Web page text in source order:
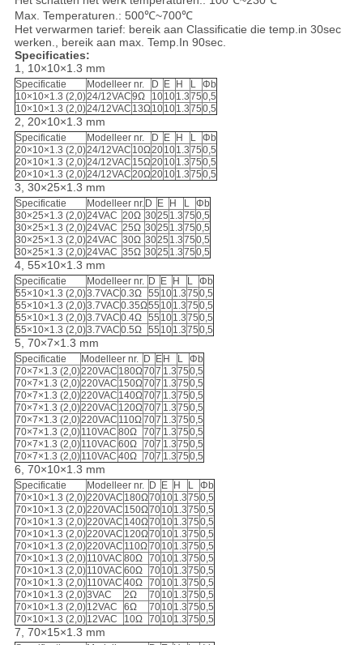
Max. Temperaturen.: 500℃~700℃
Het verwarmen tarief: bereik aan Classificatie die temp.in 30sec
werken., bereik aan max. Temp.In 90sec.
Specificaties:
1, 10×10×1.3 mm
Specificatie Modelleer nr. D E H L Φb
10×10×1.3 (2,0)24/12VAC9Ω 10101.3750,5
10×10×1.3 (2,0)24/12VAC 13Ω10101.3750,5
2, 20×10×1.3 mm
Specificatie Modelleer nr. D E H L Φb
20×10×1.3 (2,0)24/12VAC 10Ω20101.3750,5
20×10×1.3 (2,0)24/12VAC 15Ω20101.3750,5
20×10×1.3 (2,0)24/12VAC20Ω20101.3750,5
3, 30×25×1.3 mm
Specificatie Modelleer nr. D E H L Φb
30×25×1.3 (2,0)24VAC 20Ω 3025 1.3750,5
30×25×1.3 (2,0)24VAC 25Ω 3025 1.3750,5
30×25×1.3 (2,0)24VAC 30Ω 3025 1.3750,5
30×25×1.3 (2,0)24VAC 35Ω 3025 1.3750,5
4, 55×10×1.3 mm
Specificatie Modelleer nr. D E H L Φb
55×10×1.3 (2,0)3.7VAC0.3Ω 55 101.3750,5
55×10×1.3 (2,0)3.7VAC0.35Ω55 101.3750,5
55×10×1.3 (2,0)3.7VAC0.4Ω 55 101.3750,5
55×10×1.3 (2,0)3.7VAC0.5Ω 55 101.3750,5
5, 70×7×1.3 mm
Specificatie Modelleer nr. D E H L Φb
70×7×1.3 (2,0)220VAC 180Ω707 1.3750,5
70×7×1.3 (2,0)220VAC 150Ω707 1.3750,5
70×7×1.3 (2,0)220VAC 140Ω707 1.3750,5
70×7×1.3 (2,0)220VAC 120Ω707 1.3750,5
70×7×1.3 (2,0)220VAC 110Ω707 1.3750,5
70×7×1.3 (2,0)110VAC 80Ω 707 1.3750,5
70×7×1.3 (2,0)110VAC 60Ω 707 1.3750,5
70×7×1.3 (2,0)110VAC 40Ω 707 1.3750,5
6, 70×10×1.3 mm
Specificatie Modelleer nr. D E H L Φb
70×10×1.3 (2,0)220VAC 180Ω70101.3750,5
70×10×1.3 (2,0)220VAC 150Ω70101.3750,5
70×10×1.3 (2,0)220VAC 140Ω70101.3750,5
70×10×1.3 (2,0)220VAC 120Ω70101.3750,5
70×10×1.3 (2,0)220VAC 110Ω70101.3750,5
70×10×1.3 (2,0)110VAC 80Ω 70101.3750,5
70×10×1.3 (2,0)110VAC 60Ω 70101.3750,5
70×10×1.3 (2,0)110VAC 40Ω 70101.3750,5
70×10×1.3 (2,0)3VAC 2Ω 70101.3750,5
70×10×1.3 (2,0)12VAC 6Ω 70101.3750,5
70×10×1.3 (2,0)12VAC 10Ω 70101.3750,5
7, 70×15×1.3 mm